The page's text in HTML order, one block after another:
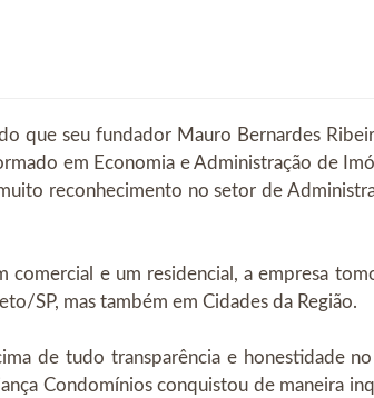
que seu fundador Mauro Bernardes
em Economia e Administração de
reconhecimento no setor de
comercial e um residencial, a empresa
SP, mas também em Cidades da Região.
de tudo transparência e honestidade
Condomínios conquistou de maneira